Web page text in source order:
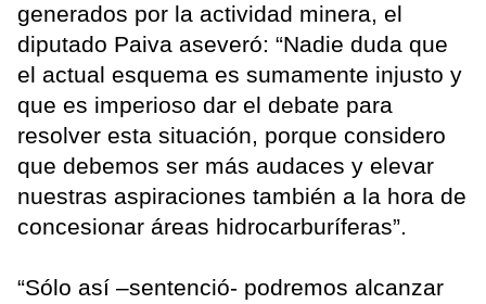
generados por la actividad minera, el
diputado Paiva aseveró: “Nadie duda que
el actual esquema es sumamente injusto y
que es imperioso dar el debate para
resolver esta situación, porque considero
que debemos ser más audaces y elevar
nuestras aspiraciones también a la hora de
concesionar áreas hidrocarburíferas”.
“Sólo así –sentenció- podremos alcanzar